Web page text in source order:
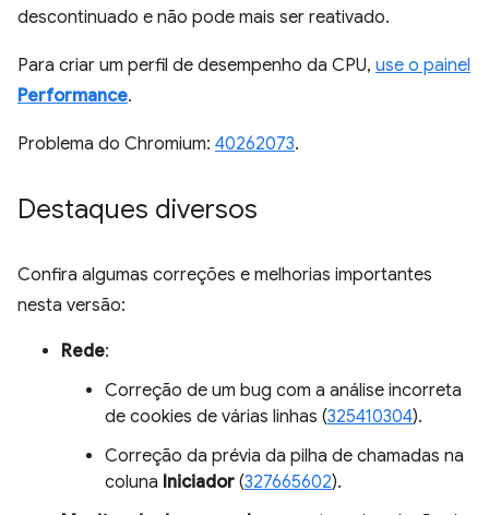
descontinuado e não pode mais ser reativado.
Para criar um perfil de desempenho da CPU, use o painel
Performance.
Problema do Chromium: 40262073.
Destaques diversos
Confira algumas correções e melhorias importantes
nesta versão:
Rede:
Correção de um bug com a análise incorreta
de cookies de várias linhas (325410304).
Correção da prévia da pilha de chamadas na
coluna Iniciador (327665602).